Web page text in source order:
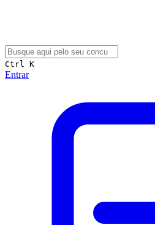
Ctrl K
Entrar